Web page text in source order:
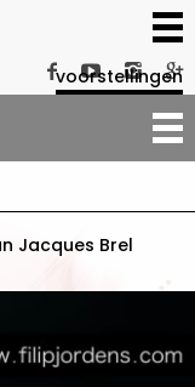
   
voorstellingen
Jacques Brel